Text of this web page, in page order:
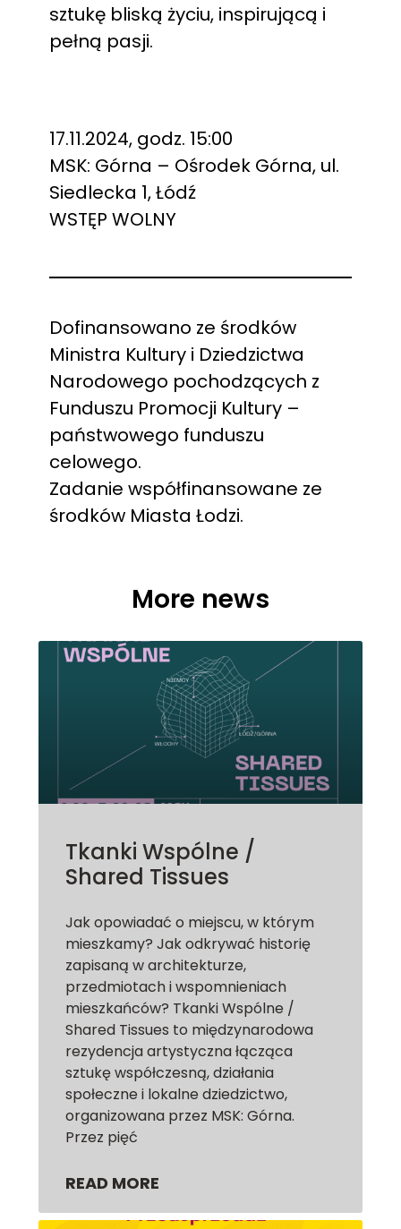
sztukę bliską życiu, inspirującą i
pełną pasji.
17.11.2024, godz. 15:00
MSK: Górna – Ośrodek Górna, ul.
Siedlecka 1, Łódź
WSTĘP WOLNY
Dofinansowano ze środków
Ministra Kultury i Dziedzictwa
Narodowego pochodzących z
Funduszu Promocji Kultury –
państwowego funduszu
celowego.
Zadanie współfinansowane ze
środków Miasta Łodzi.
More news
Tkanki Wspólne /
Shared Tissues
Jak opowiadać o miejscu, w którym
mieszkamy? Jak odkrywać historię
zapisaną w architekturze,
przedmiotach i wspomnieniach
mieszkańców? Tkanki Wspólne /
Shared Tissues to międzynarodowa
rezydencja artystyczna łącząca
sztukę współczesną, działania
społeczne i lokalne dziedzictwo,
organizowana przez MSK: Górna.
Przez pięć
READ MORE